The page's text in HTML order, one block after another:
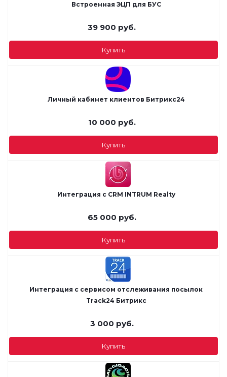
Встроенная ЭЦП для БУС
39 900 руб.
Купить
Личный кабинет клиентов Битрикс24
10 000 руб.
Купить
Интеграция с CRM INTRUM Realty
65 000 руб.
Купить
Интеграция с сервисом отслеживания посылок
Track24 Битрикс
3 000 руб.
Купить